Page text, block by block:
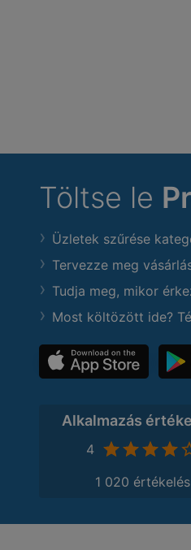
Töltse le
Üzletek szűrése
Tervezze meg
Tudja meg, mikor
Most költözött ide?
Alkalmazás
4
1 020 értékelés